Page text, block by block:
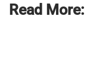
Read More: